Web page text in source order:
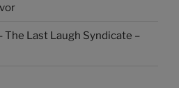
The Last Laugh Syndicate –